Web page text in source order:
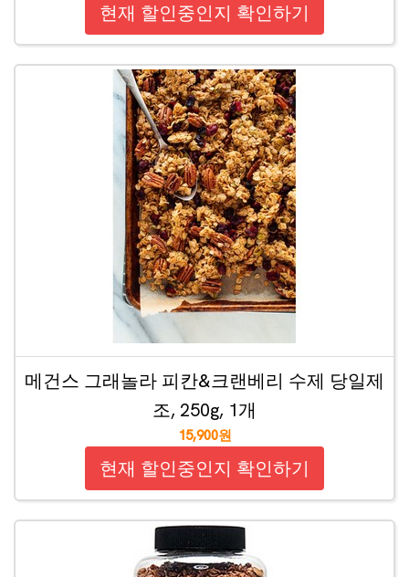
현재 할인중인지 확인하기
메건스 그래놀라 피칸&크랜베리 수제 당일제
조, 250g, 1개
15,900원
현재 할인중인지 확인하기